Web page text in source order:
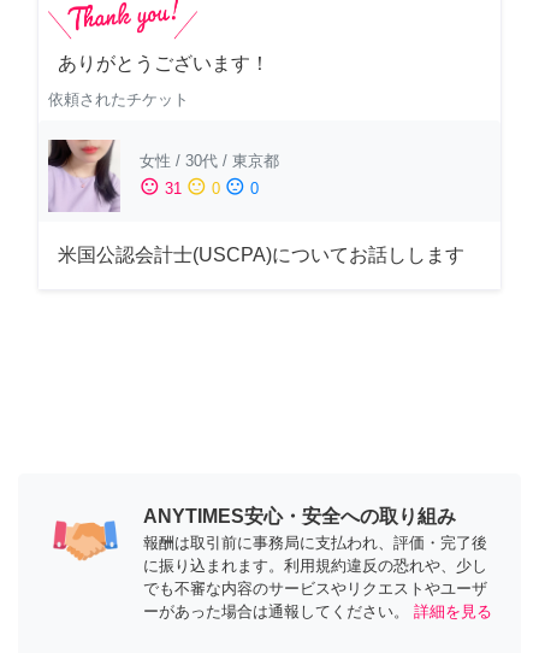
ありがとうございます！
依頼されたチケット
女性 / 30代 / 東京都
sentiment_satisfied 31 sentiment_neutral 0 sentiment_dissatisfied 0
米国公認会計士(USCPA)についてお話しします
ANYTIMES安心・安全への取り組み
報酬は取引前に事務局に支払われ、評価・完了後
に振り込まれます。利用規約違反の恐れや、少し
でも不審な内容のサービスやリクエストやユーザ
ーがあった場合は通報してください。
詳細を見る